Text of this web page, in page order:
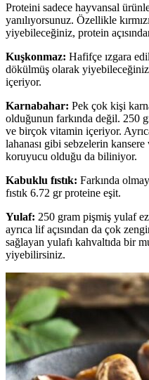
Proteini sadece hayvansal
yanılıyorsunuz. Özellikle
yiyebileceğiniz, protein
Kuşkonmaz: Hafifçe ızgara
dökülmüş olarak
içeriyor.
Karnabahar: Pek çok kişi
olduğunun farkında değil. 250
ve birçok vitamin içeriyor.
lahanası gibi sebzelerin kansere
koruyucu olduğu da biliniyor.
Kabuklu fıstık: Farkında
fıstık 6.72 gr proteine eşit.
Yulaf: 250 gram pişmiş yulaf
ayrıca lif açısından da çok
sağlayan yulafı kahvaltıda bir
yiyebilirsiniz.